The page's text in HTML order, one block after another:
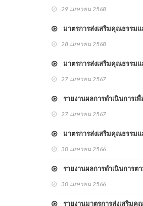
29 เมษายน 2568
มาตรการส่งเสริมคุณธรรมแ
28 เมษายน 2568
มาตรการส่งเสริมคุณธรรมแ
27 เมษายน 2567
รายงานผลการดำเนินการเพื่
27 เมษายน 2567
มาตรการส่งเสริมคุณธรรมแ
30 เมษายน 2566
รายงานผลการดำเนินการตา
30 เมษายน 2566
รายงานมาตรการส่งเสริมคุณ